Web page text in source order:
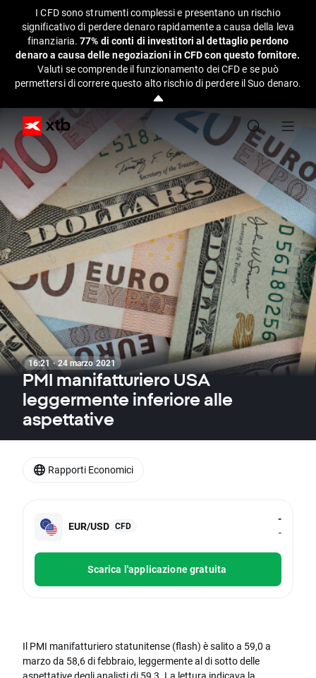
I CFD sono strumenti complessi e presentano un rischio
significativo di perdere denaro rapidamente a causa della leva
finanziaria.77% di conti di investitori al dettaglio perdono
denaro a causa delle negoziazioni in CFD con questo fornitore.
Valuti se comprende il funzionamento dei CFD e se può
permettersi di correre questo alto rischio di perdere il Suo denaro.
16:21 · 24 marzo 2021
PMI manifatturiero USA
leggermente inferiore alle
aspettative
EUR/USD CFD
-
-
Scarica l'applicazione gratuita
Il PMI manifatturiero statunitense (flash) è salito a 59,0 a
marzo da 58,6 di febbraio, leggermente al di sotto delle
Rapporti Economici